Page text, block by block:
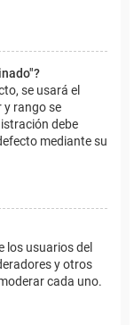
se usará el
y rango se
debe
mediante su
los usuarios del
y otros
cada uno.